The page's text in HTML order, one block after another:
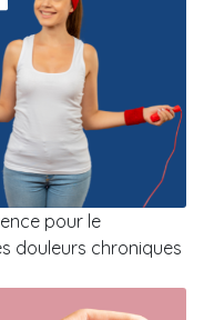
pour le
douleurs chroniques